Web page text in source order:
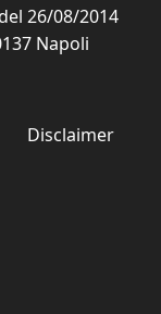
26/08/2014
Napoli
Disclaimer